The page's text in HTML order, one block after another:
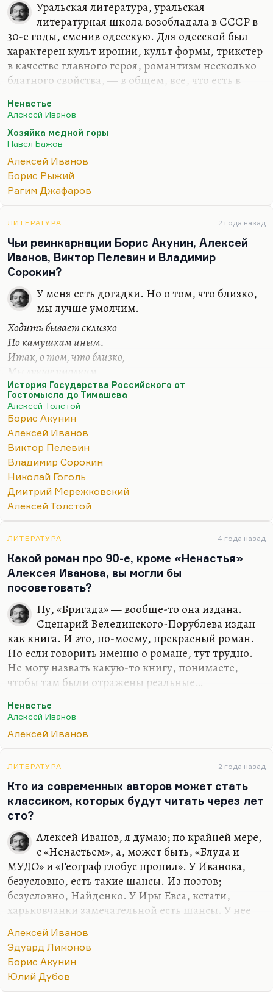
действительно новый огромный писатель,
замечательно плодовитый.
Надо сказать, что к тому моменту у Иванова уже
сменилось два периода, и вот эта удивительная
способность, протеистическая такая,
протеическая способность меняться, протеизм,
начал у него проявляться очень рано. Он начал с
Уральская литература, уральская
литературная школа возобладала в СССР в
30-е годы, сменив одесскую. Для одесской был
характерен культ иронии, культ формы, трикстер
в качестве главного героя, романтизм несколько
блатного свойства, — в общем, все, что есть в
и отчаяния, романтики, иронии, скепсиса.
ирония. Ну и культ формы, конечно, культ
единственное, что спасает; при святом,
сакральном отношении к профессии.
уральского мифа и прежде всего для Бажова
обожествление…
Ненастье
Алексей Иванов
Хозяйка медной горы
Павел Бажов
Алексей Иванов
Борис Рыжий
Рагим Джафаров
ЛИТЕРАТУРА 2 года назад
Чьи реинкарнации Борис Акунин, Алексей
Иванов, Виктор Пелевин и Владимир
Сорокин?
У меня есть догадки. Но о том, что близко,
мы лучше умолчим.
Ходить бывает склизко
По камушкам иным.
Итак, о том, что близко,
Мы лучше умолчим.
Пелевин очень близок к Гоголю — во всяком
случае, по главным чертам своего дарования — но
инкарнацией его не является. Дело в том, что,
понимаете, постсоветская история — она, рискну
сказать, в некотором отношении и пострусская.
Как правильно сказал тот же Пелевин, вишневый
сад выжил в морозах Колымы, но задохнулся,
когда не стало кислорода. Вообще в
постсоветских временах, он правильно писал,
Он правильно почувствовал, что советское было
каким-то больным изводом…
История Государства Российского от
Гостомысла до Тимашева
Алексей Толстой
Борис Акунин
Алексей Иванов
Виктор Пелевин
Владимир Сорокин
Николай Гоголь
Дмитрий Мережковский
Алексей Толстой
ЛИТЕРАТУРА 4 года назад
Какой роман про 90-е, кроме «Ненастья»
Алексея Иванова, вы могли бы
посоветовать?
Ну, «Бригада» — вообще-то она издана.
Сценарий Велединского-Порублева издан
как книга. И это, по-моему, прекрасный роман.
Но если говорить именно о романе, тут трудно.
Не могу назвать какую-то книгу, понимаете,
чтобы там были отражены реальные…
А, пожалуй, могу. «Роман с простатитом»
Мелихова. Там как раз муки интеллигента,
который работает челночником. Там, в общем,
жестко написана — такая яркая, сильная,
Александра Мелихова трилогия «Горбатые
атланты» — тоже очень мрачная — и вот это. Ну и
у Валерия Попова мне очень нравится, например,
«Любовь тигра» или «Боря-боец». Там
зафиксированы какие-то…
Ненастье
Алексей Иванов
Алексей Иванов
ЛИТЕРАТУРА 2 года назад
Кто из современных авторов может стать
классиком, которых будут читать через лет
сто?
Алексей Иванов, я думаю; по крайней мере,
с «Ненастьем», а, может быть, «Блуда и
МУДО» и «Географ глобус пропил». У Иванова,
безусловно, есть такие шансы. Из поэтов;
безусловно, Найденко. У Иры Евса, кстати,
харьковчанки замечательной есть шансы. У нее
такой, вполне соответствующий своему
поэтическому уровню. У Лимонова, я думаю,
бессмертие такое довольно-таки
гарантированное есть. Он совсем рядом ушел, и
Алексей Иванов
Эдуард Лимонов
Борис Акунин
Юлий Дубов